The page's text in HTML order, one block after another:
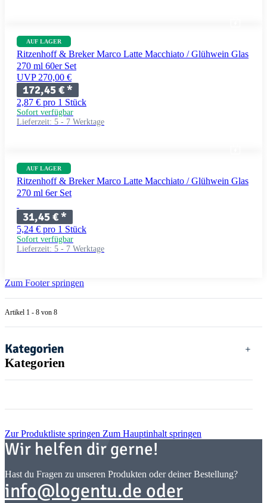
AUF LAGER
Ritzenhoff & Breker Marco Latte Macchiato / Glühwein Glas
270 ml 60er Set
UVP 270,00 €
172,45 €*
2,87 € pro 1 Stück
Sofort verfügbar
Lieferzeit: 5 - 7 Werktage
AUF LAGER
Ritzenhoff & Breker Marco Latte Macchiato / Glühwein Glas
270 ml 6er Set
31,45 €*
5,24 € pro 1 Stück
Sofort verfügbar
Lieferzeit: 5 - 7 Werktage
Zum Footer springen
Artikel 1 - 8 von 8
Kategorien
Kategorien
Zur Produktliste springen Zum Hauptinhalt springen
Wir helfen dir gerne!
Hast du Fragen zu unseren Produkten oder deiner Bestellung?
info@logentu.de oder